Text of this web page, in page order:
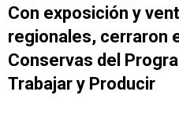
Con exposición y
regionales, cerraron
Conservas del
Trabajar y Producir